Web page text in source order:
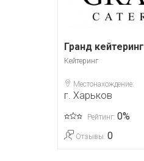
Гранд кейтеринг
Кейтеринг
Местонахождение:
г. Харьков
Рейтинг: 0%
Отзывы: 0